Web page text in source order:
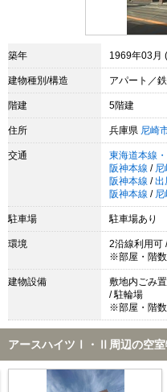
築年 1969年03月
建物種別/構造 アパート／
階建 5階建
住所 兵庫県 尼崎
交通 東海道本線
阪神本線 /
阪神本線 / 出
阪神本線 / 尼
駐車場 駐車場あり
環境
2沿線利用可
※部屋・階数
建物設備
敷地内ごみ
/ 駐輪場
※部屋・階数
アースハイツⅠ・Ⅱ周辺の空室